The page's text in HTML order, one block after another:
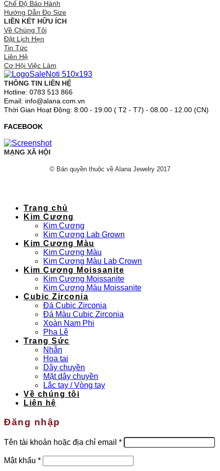
Chế Độ Bảo Hành
Hướng Dẫn Đo Size
LIÊN KẾT HỮU ÍCH
Về Chúng Tôi
Đặt Lịch Hẹn
Tin Tức
Liên Hệ
Cơ Hội Việc Làm
THÔNG TIN LIÊN HỆ
Hotline: 0783 513 866
Email: info@alana.com.vn
Thời Gian Hoạt Động: 8:00 - 19:00 ( T2 - T7) - 08.00 - 12.00 (CN)
FACEBOOK
MẠNG XÃ HỘI
© Bản quyền thuộc về Alana Jewelry 2017
Trang chủ
Kim Cương
Kim Cương
Kim Cương Lab Grown
Kim Cương Màu
Kim Cương Màu
Kim Cương Màu Lab Crown
Kim Cương Moissanite
Kim Cương Moissanite
Kim Cương Màu Moissanite
Cubic Zirconia
Đá Cubic Zirconia
Đá Màu Cubic Zirconia
Xoàn Nam Phi
Pha Lê
Trang Sức
Nhẫn
Hoa tai
Dây chuyền
Mặt dây chuyền
Lắc tay / Vòng tay
Về chúng tôi
Liên hệ
Đăng nhập
Tên tài khoản hoặc địa chỉ email *Bắt
buộc
Mật khẩu *Bắt
buộc